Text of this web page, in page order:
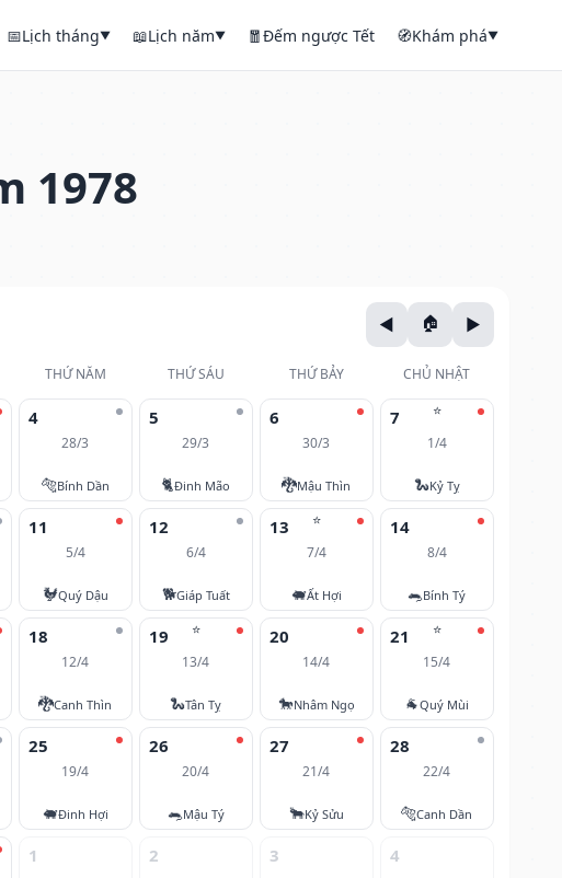
📅Lịch tháng▼ 📖Lịch năm▼ 🧧Đếm ngược Tết 🧭Khám phá▼
1978
THỨ NĂM THỨ SÁU THỨ BẢY
CHỦ NHẬT
4
28/3
🐅Bính Dần
5
29/3
🐈Đinh Mão
6
30/3
🐉Mậu Thìn
⭐
7
1/4
🐍Kỷ Tỵ
11
5/4
🐓Quý Dậu
12
6/4
🐕Giáp Tuất
⭐
13
7/4
🐖Ất Hợi
14
8/4
🐀Bính Tý
18
12/4
🐉Canh Thìn
⭐
19
13/4
🐍Tân Tỵ
20
14/4
🐎Nhâm Ngọ
⭐
21
15/4
🐐Quý Mùi
25
19/4
🐖Đinh Hợi
26
20/4
🐀Mậu Tý
27
21/4
🐂Kỷ Sửu
28
22/4
🐅Canh Dần
1 2 3 4